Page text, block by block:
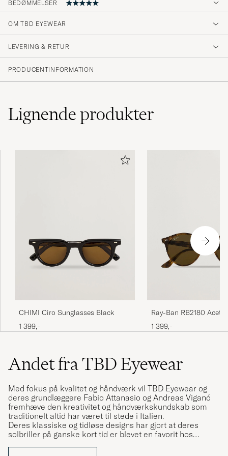
BEDØMMELSER
Tolles Produkt.
REINHARD L
OM TBD EYEWEAR
LEVERING & RETUR
PRODUCENTINFORMATION
Lignendeprodukter
CHIMI Ciro Sunglasses Black
1 399,-
Ray-Ban RB2180 Acetat
Sunglasses Dark
Brown
1 399,-
Andet fra TBD Eyewear
Med fokus på kvalitet og håndværk vil TBD Eyewear og
deres grundlæggere Fabio Attanasio og Andreas Viganó
fremhæve den kreativitet og håndværkskundskab som
traditionelt altid har været til stede i Italien.
Deres klassiske og tidløse designs har gjort at deres
solbriller på ganske kort tid er blevet en favorit hos